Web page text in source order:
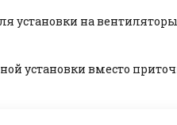
установки на
установки вместо